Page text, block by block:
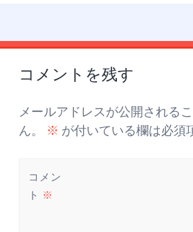
投
稿
ナ
ビ
ゲ
ー
ョ
ン
←
→
コメントを残す
メールアドレスが公開される
ん。
※ が付いている欄は必須
コメン
ト ※